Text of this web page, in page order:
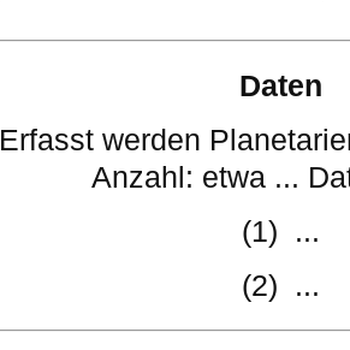
Daten
Erfasst werden
Anzahl: etwa ...
(1) ...
(2) ...